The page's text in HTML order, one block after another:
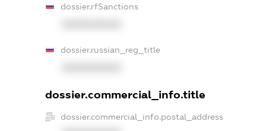
dossier.rfSanctions
dossier.russian_reg_title
dossier.commercial_info.title
dossier.commercial_info.postal_address